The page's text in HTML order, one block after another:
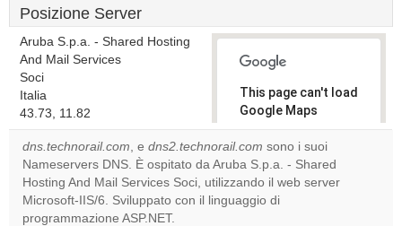
Posizione Server
Aruba S.p.a. - Shared Hosting
And Mail Services
Soci
Italia
43.73, 11.82
This page can't load
Google Maps
correctly.
Do you
own this
website?
dns.technorail.com, e dns2.technorail.com sono i suoi
Nameservers DNS. È ospitato da Aruba S.p.a. - Shared
Hosting And Mail Services Soci, utilizzando il web server
Microsoft-IIS/6. Sviluppato con il linguaggio di
programmazione ASP.NET.